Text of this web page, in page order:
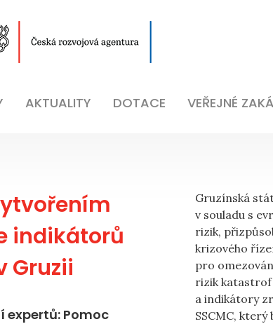
AKTUALITY DOTACE VEŘEJNÉ
indikátorů
Gruzii
expertů: Pomoc
Gruzínská
v souladu s
rizik,
krizového
pro
rizik katastrof
a indikátory
SSCMC,